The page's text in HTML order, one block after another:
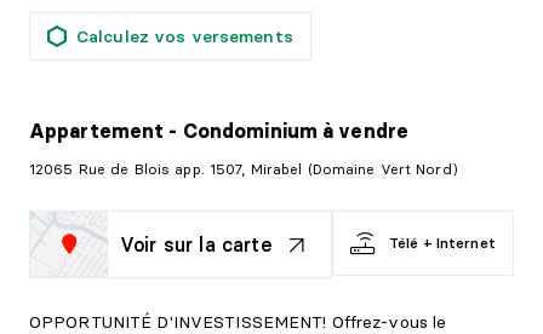
Calculez vos versements
Appartement - Condominium à vendre
12065 Rue de Blois app. 1507, Mirabel (Domaine Vert Nord)
Voir sur la carte Télé + Internet
OPPORTUNITÉ D'INVESTISSEMENT! Offrez-vous le